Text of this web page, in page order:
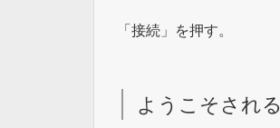
「接続」を押す。
ようこそされる